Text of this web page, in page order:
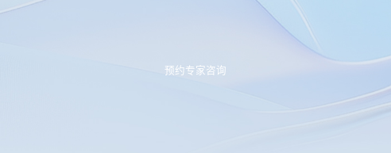
预约专家咨询